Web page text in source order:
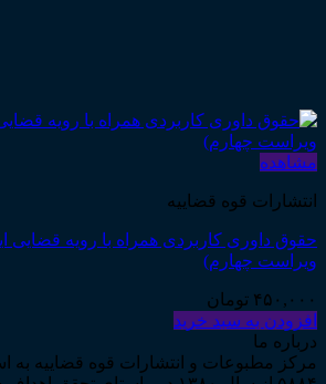
مشاهده
انتشارات قوه قضاییه
حقوق داوری کاربردی همراه با رویه قضایی
ویراست چهارم)
۴۵۰,۰۰۰ تومان
افزودن به سبد خرید
درباره ما
مرکز مطبوعات و انتشارات قوه قضاییه به